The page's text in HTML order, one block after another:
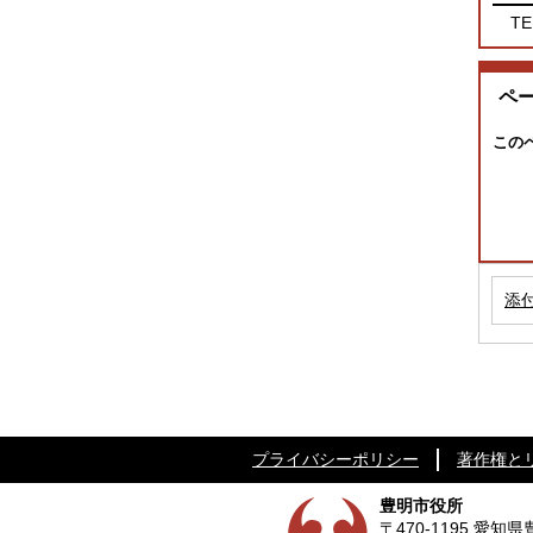
ペ
この
添
プライバシーポリシー 著作権と
豊明市役所
〒470-1195 愛知県